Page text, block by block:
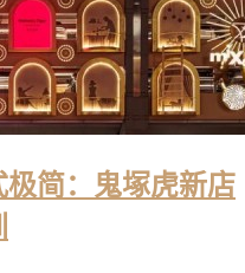
极简：鬼塚虎新店